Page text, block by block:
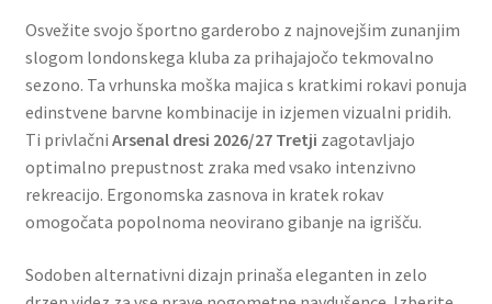
Osvežite svojo športno garderobo z najnovejšim zunanjim
slogom londonskega kluba za prihajajočo tekmovalno
sezono. Ta vrhunska moška majica s kratkimi rokavi ponuja
edinstvene barvne kombinacije in izjemen vizualni pridih.
Ti privlačni Arsenal dresi 2026/27 Tretji zagotavljajo
optimalno prepustnost zraka med vsako intenzivno
rekreacijo. Ergonomska zasnova in kratek rokav
omogočata popolnoma neovirano gibanje na igrišču.
Sodoben alternativni dizajn prinaša eleganten in zelo